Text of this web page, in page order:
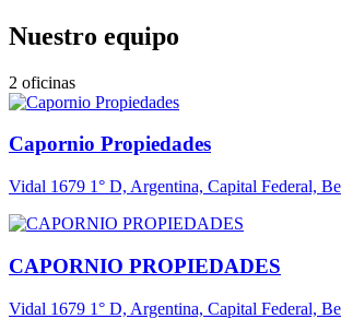
Nuestro equipo
2 oficinas
Capornio Propiedades
Vidal 1679 1° D, Argentina, Capital Federal,
CAPORNIO PROPIEDADES
Vidal 1679 1° D, Argentina, Capital Federal,